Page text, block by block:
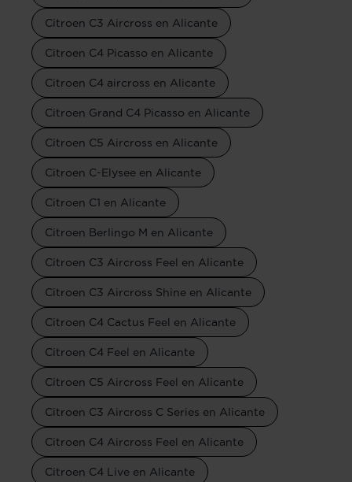
Citroen C3 Aircross en Alicante
Citroen C4 Picasso en Alicante
Citroen C4 aircross en Alicante
Citroen Grand C4 Picasso en Alicante
Citroen C5 Aircross en Alicante
Citroen C-Elysee en Alicante
Citroen C1 en Alicante
Citroen Berlingo M en Alicante
Citroen C3 Aircross Feel en Alicante
Citroen C3 Aircross Shine en Alicante
Citroen C4 Cactus Feel en Alicante
Citroen C4 Feel en Alicante
Citroen C5 Aircross Feel en Alicante
Citroen C3 Aircross C Series en Alicante
Citroen C4 Aircross Feel en Alicante
Citroen C4 Live en Alicante